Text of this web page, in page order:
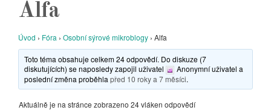
Alfa
Úvod › Fóra › Osobní sýrové mikroblogy › Alfa
Toto téma obsahuje celkem 24 odpovědí. Do diskuze (7
diskutujících) se naposledy zapojil uživatel
Anonymní uživatel a
poslední změna proběhlapřed 10 roky a 7 měsíci.
Aktuálně je na stránce zobrazeno 24 vláken odpovědí